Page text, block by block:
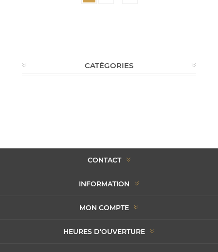
CATÉGORIES
CONTACT
INFORMATION
MON COMPTE
HEURES D'OUVERTURE